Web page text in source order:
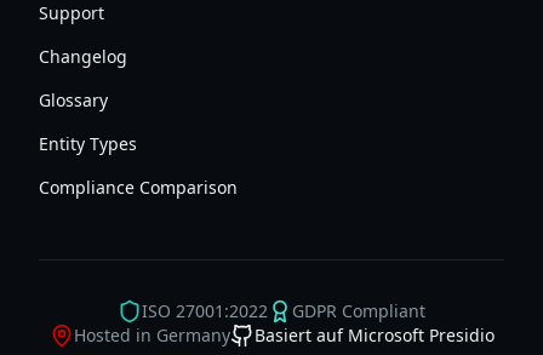
Support
Changelog
Glossary
Entity Types
Compliance Comparison
ISO 27001:2022
GDPR Compliant
Hosted in Germany
Basiert auf Microsoft Presidio